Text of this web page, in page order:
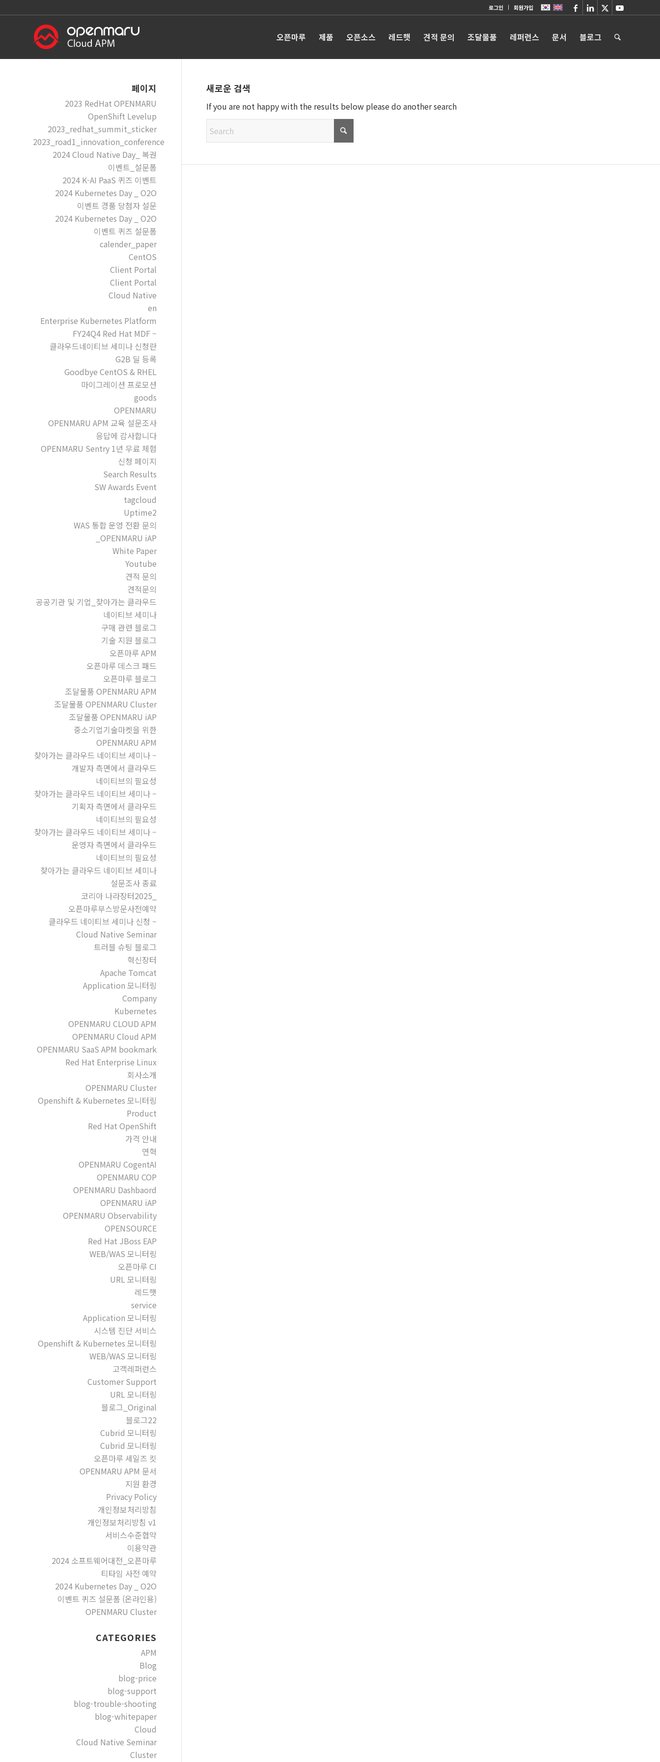
로그인 회원가입
오픈마루 제품 오픈소스 레드햇 견적 문의 조달물품 레퍼런스 문서 블로그
새로운 검색
If you are not happy with the results below please do another search
페이지
2023 RedHat OPENMARU
OpenShift Levelup
2023_redhat_summit_sticker
2023_road1_innovation_conference
2024 Cloud Native Day_ 복권
이벤트_설문폼
2024 K-AI PaaS 퀴즈 이벤트
2024 Kubernetes Day _ O2O
이벤트 경품 당첨자 설문
2024 Kubernetes Day _ O2O
이벤트 퀴즈 설문폼
calender_paper
CentOS
Client Portal
Client Portal
Cloud Native
en
Enterprise Kubernetes Platform
FY24Q4 Red Hat MDF –
클라우드네이티브 세미나 신청란
G2B 딜 등록
Goodbye CentOS & RHEL
마이그레이션 프로모션
goods
OPENMARU
OPENMARU APM 교육 설문조사
응답에 감사합니다
OPENMARU Sentry 1년 무료 체험
신청 페이지
Search Results
SW Awards Event
tagcloud
Uptime2
WAS 통합 운영 전환 문의
_OPENMARU iAP
White Paper
Youtube
견적 문의
견적문의
공공기관 및 기업_찾아가는 클라우드
네이티브 세미나
구매 관련 블로그
기술 지원 블로그
오픈마루 APM
오픈마루 데스크 패드
오픈마루 블로그
조달물품 OPENMARU APM
조달물품 OPENMARU Cluster
조달물품 OPENMARU iAP
중소기업기술마켓을 위한
OPENMARU APM
찾아가는 클라우드 네이티브 세미나 –
개발자 측면에서 클라우드
네이티브의 필요성
찾아가는 클라우드 네이티브 세미나 –
기획자 측면에서 클라우드
네이티브의 필요성
찾아가는 클라우드 네이티브 세미나 –
운영자 측면에서 클라우드
네이티브의 필요성
찾아가는 클라우드 네이티브 세미나
설문조사 종료
코리아 나라장터2025_
오픈마루부스방문사전예약
클라우드 네이티브 세미나 신청 –
Cloud Native Seminar
트러블 슈팅 블로그
혁신장터
Apache Tomcat
Application 모니터링
Company
Kubernetes
OPENMARU CLOUD APM
OPENMARU Cloud APM
OPENMARU SaaS APM bookmark
Red Hat Enterprise Linux
회사소개
OPENMARU Cluster
Openshift & Kubernetes 모니터링
Product
Red Hat OpenShift
가격 안내
연혁
OPENMARU CogentAI
OPENMARU COP
OPENMARU Dashbaord
OPENMARU iAP
OPENMARU Observability
OPENSOURCE
Red Hat JBoss EAP
WEB/WAS 모니터링
오픈마루 CI
URL 모니터링
레드햇
service
Application 모니터링
시스템 진단 서비스
Openshift & Kubernetes 모니터링
WEB/WAS 모니터링
고객레퍼런스
Customer Support
URL 모니터링
블로그_Original
블로그22
Cubrid 모니터링
Cubrid 모니터링
오픈마루 세일즈 킷
OPENMARU APM 문서
지원 환경
Privacy Policy
개인정보처리방침
개인정보처리방침 v1
서비스수준협약
이용약관
2024 소프트웨어대전_오픈마루
티타임 사전 예약
2024 Kubernetes Day _ O2O
이벤트 퀴즈 설문폼 (온라인용)
OPENMARU Cluster
CATEGORIES
APM
Blog
blog-price
blog-support
blog-trouble-shooting
blog-whitepaper
Cloud
Cloud Native Seminar
Cluster